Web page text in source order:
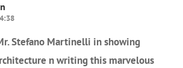
Stefano Martinelli in showing
n writing this marvelous